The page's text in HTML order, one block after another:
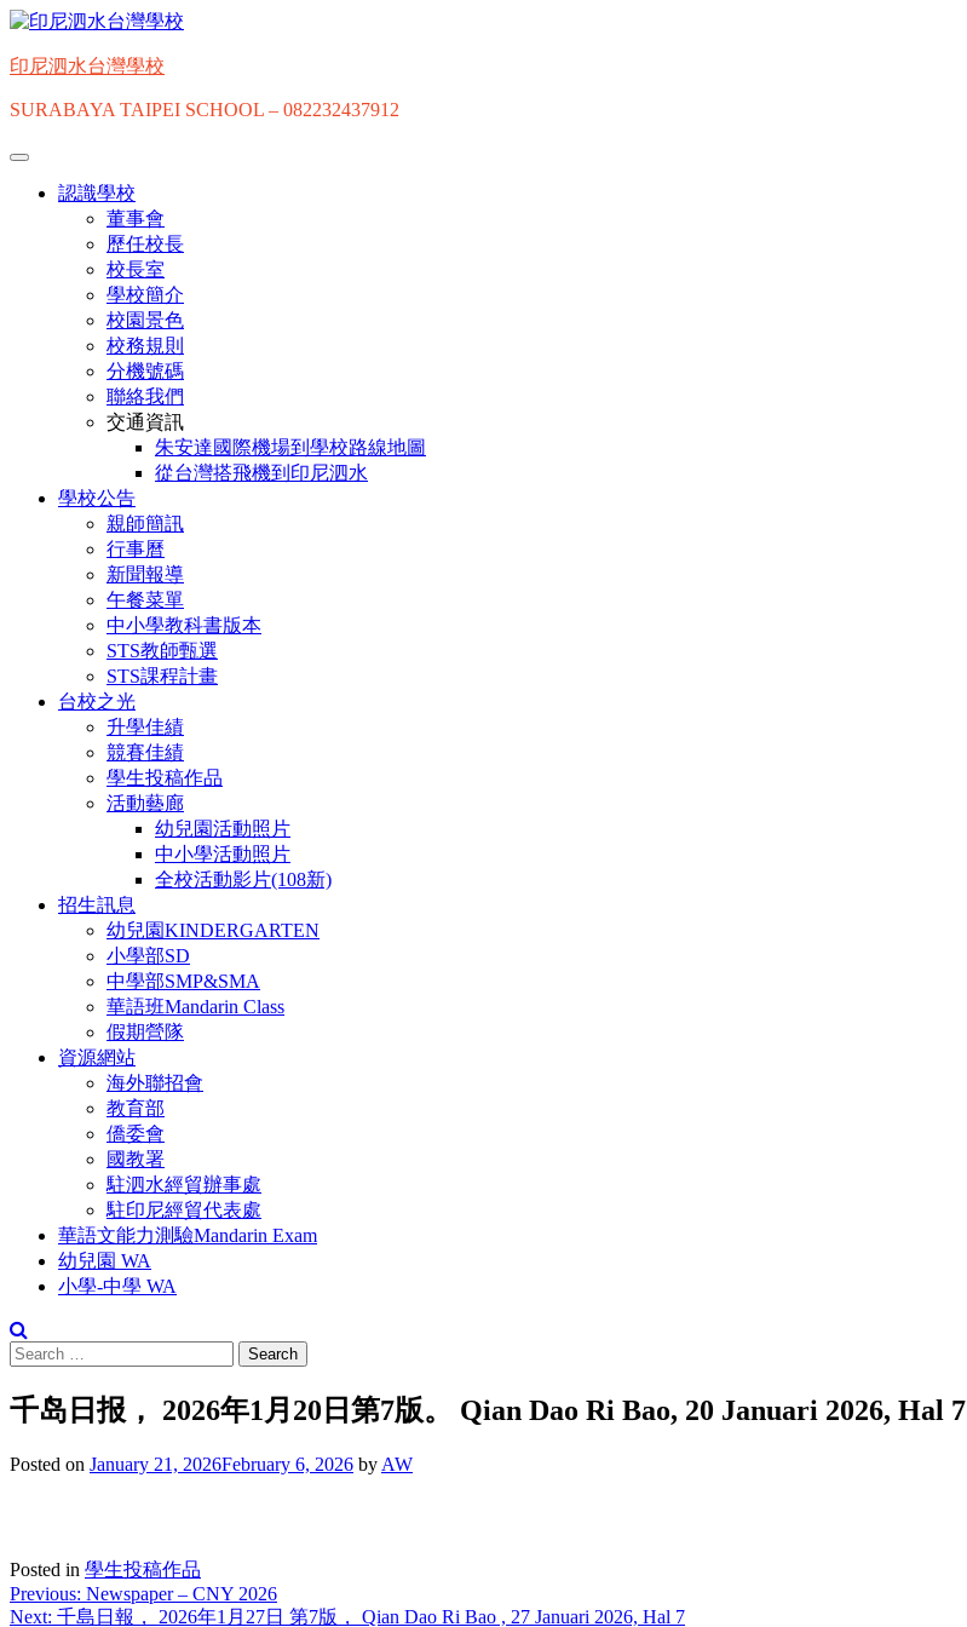
Skip
content
印尼泗水台灣學校
SURABAYA TAIPEI SCHOOL – 082232437912
認識學校
董事會
歷任校長
校長室
學校簡介
校園景色
校務規則
分機號碼
聯絡我們
交通資訊
朱安達國際機場到學校路線地圖
從台灣搭飛機到印尼泗水
學校公告
親師簡訊
行事曆
新聞報導
午餐菜單
中小學教科書版本
STS教師甄選
STS課程計畫
台校之光
升學佳績
競賽佳績
學生投稿作品
活動藝廊
幼兒園活動照片
中小學活動照片
全校活動影片(108新)
招生訊息
幼兒園KINDERGARTEN
小學部SD
中學部SMP&SMA
華語班Mandarin Class
假期營隊
資源網站
海外聯招會
教育部
僑委會
國教署
駐泗水經貿辦事處
駐印尼經貿代表處
華語文能力測驗Mandarin Exam
幼兒園 WA
小學-中學 WA
Search
for:
千岛日报， 2026年1月20日第7版。 Qian Dao Ri Bao, 20 Januari 2026, Hal 7
Posted on January 21, 2026February 6, 2026 by AW
Posted in 學生投稿作品
Post
Previous: Newspaper – CNY 2026
Next: 千島日報， 2026年1月27日 第7版， Qian Dao Ri Bao , 27 Januari 2026, Hal 7